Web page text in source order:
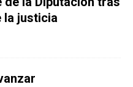
la justicia